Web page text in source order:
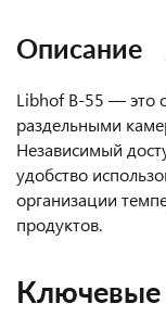
Описание
Libhof B-55 — это
раздельными
Независимый
удобство
организации
продуктов.
Ключевые